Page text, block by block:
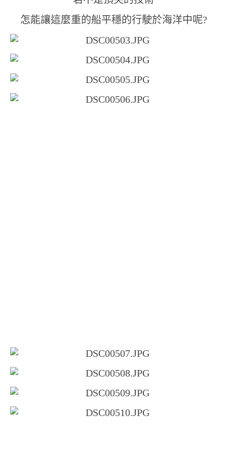
怎能讓這麼重的船平穩的行駛於海洋中呢?